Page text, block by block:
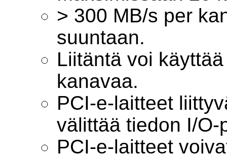
> 300 MB/s per
suuntaan.
Liitäntä voi
kanavaa.
PCI-e-laitteet
välittää tiedon I/O-
PCI-e-laitteet